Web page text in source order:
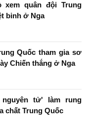
xem quân đội Trung
binh ở Nga
Quốc tham gia sơ
Chiến thắng ở Nga
tử' làm rung
chất Trung Quốc